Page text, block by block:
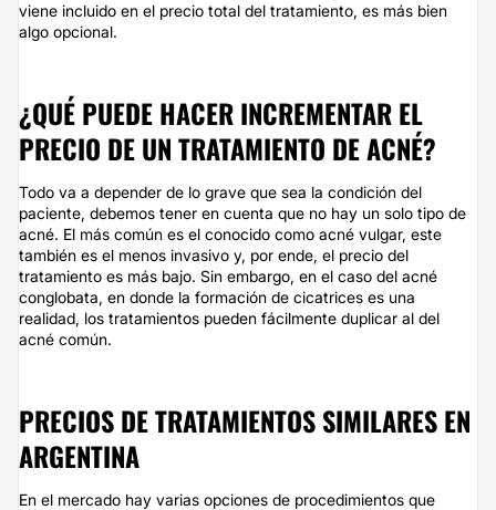
viene incluido en el precio total del tratamiento, es más bien
algo opcional.
¿QUÉ PUEDE HACER INCREMENTAR EL
PRECIO DE UN TRATAMIENTO DE ACNÉ?
Todo va a depender de lo grave que sea la condición del
paciente, debemos tener en cuenta que no hay un solo tipo de
acné. El más común es el conocido como acné vulgar, este
también es el menos invasivo y, por ende, el precio del
tratamiento es más bajo. Sin embargo, en el caso del acné
conglobata, en donde la formación de cicatrices es una
realidad, los tratamientos pueden fácilmente duplicar al del
acné común.
PRECIOS DE TRATAMIENTOS SIMILARES EN
ARGENTINA
En el mercado hay varias opciones de procedimientos que